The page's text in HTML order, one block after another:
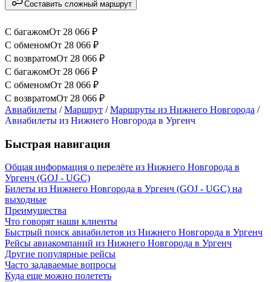
Составить сложный маршрут
С багажомОт 28 066 ₽
С обменомОт 28 066 ₽
С возвратомОт 28 066 ₽
С багажомОт 28 066 ₽
С обменомОт 28 066 ₽
С возвратомОт 28 066 ₽
Авиабилеты /Маршрут /Маршруты из Нижнего Новгорода /
Авиабилеты из Нижнего Новгорода в Ургенч
Быстрая навигация
Общая информация о перелёте из Нижнего Новгорода в
Ургенч (GOJ - UGC)
Билеты из Нижнего Новгорода в Ургенч (GOJ - UGC) на
выходные
Преимущества
Что говорят наши клиенты
Быстрый поиск авиабилетов из Нижнего Новгорода в Ургенч
Рейсы авиакомпаний из Нижнего Новгорода в Ургенч
Другие популярные рейсы
Часто задаваемые вопросы
Куда еще можно полететь